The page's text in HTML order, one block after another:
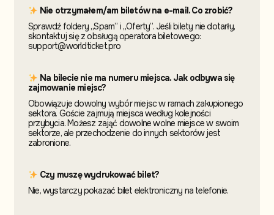
Nie otrzymałem/am biletów na e-mail. Co zrobić?
Sprawdź foldery „Spam” i „Oferty”. Jeśli bilety nie dotarły,
skontaktuj się z obsługą operatora biletowego:
support@worldticket.pro
Na bilecie nie ma numeru miejsca. Jak odbywa się
zajmowanie miejsc?
Obowiązuje dowolny wybór miejsc w ramach zakupionego
sektora. Goście zajmują miejsca według kolejności
przybycia. Możesz zająć dowolne wolne miejsce w swoim
sektorze, ale przechodzenie do innych sektorów jest
zabronione.
Czy muszę wydrukować bilet?
Nie, wystarczy pokazać bilet elektroniczny na telefonie.